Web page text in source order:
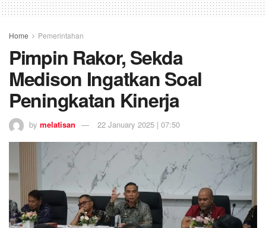
Home Pemerintahan
Pimpin Rakor, Sekda
Medison Ingatkan Soal
Peningkatan Kinerja
by melatisan 22 January 2025 | 07:50